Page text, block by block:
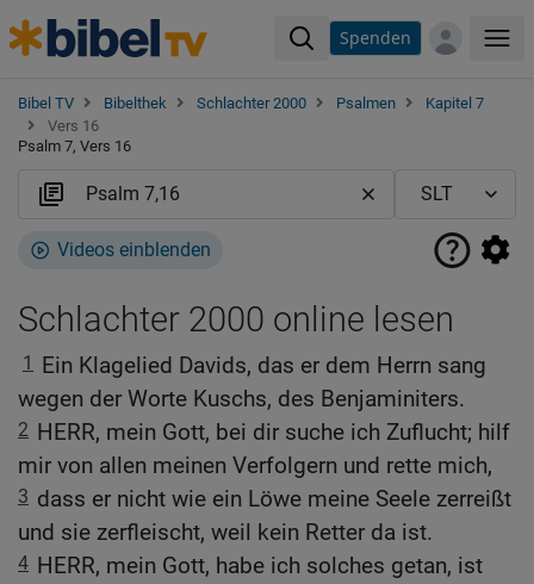
Spenden
Bibel TV Bibelthek Schlachter 2000 Psalmen
Kapitel 7
Vers 16
Psalm 7, Vers 16
Videos einblenden
Schlachter 2000 online lesen
1 Ein Klagelied Davids, das er dem Herrn sang
wegen der Worte Kuschs, des Benjaminiters.
2 HERR, mein Gott, bei dir suche ich Zuflucht; hilf
mir von allen meinen Verfolgern und rette mich,
3 dass er nicht wie ein Löwe meine Seele zerreißt
und sie zerfleischt, weil kein Retter da ist.
4 HERR, mein Gott, habe ich solches getan, ist